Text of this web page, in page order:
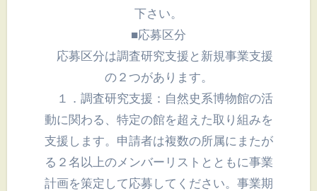
下さい。
■応募区分
応募区分は調査研究支援と新規事業支援
の２つがあります。
１．調査研究支援：自然史系博物館の活
動に関わる、特定の館を超えた取り組みを
支援します。申請者は複数の所属にまたが
る２名以上のメンバーリストとともに事業
計画を策定して応募してください。事業期